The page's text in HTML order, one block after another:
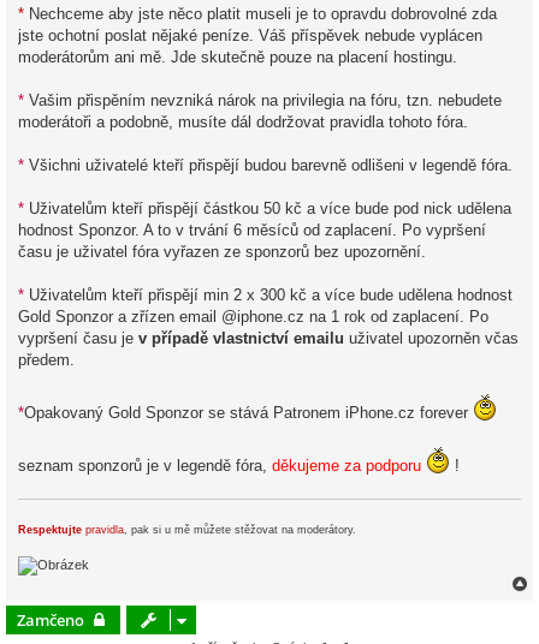
* Nechceme aby jste něco platit museli je to opravdu dobrovolné zda
jste ochotní poslat nějaké peníze. Váš příspěvek nebude vyplácen
moderátorům ani mě. Jde skutečně pouze na placení hostingu.
* Vašim přispěním nevzniká nárok na privilegia na fóru, tzn. nebudete
moderátoři a podobně, musíte dál dodržovat pravidla tohoto fóra.
* Všichni uživatelé kteří přispějí budou barevně odlišeni v legendě fóra.
* Uživatelům kteří přispějí částkou 50 kč a více bude pod nick udělena
hodnost Sponzor. A to v trvání 6 měsíců od zaplacení. Po vypršení
času je uživatel fóra vyřazen ze sponzorů bez upozornění.
* Uživatelům kteří přispějí min 2 x 300 kč a více bude udělena hodnost
Gold Sponzor a zřízen email @iphone.cz na 1 rok od zaplacení. Po
vypršení času je v případě vlastnictví emailu uživatel upozorněn včas
předem.
*Opakovaný Gold Sponzor se stává Patronem iPhone.cz forever
seznam sponzorů je v legendě fóra, děkujeme za podporu !
Respektujte pravidla , pak si u mě můžete stěžovat na moderátory.
Zamčeno